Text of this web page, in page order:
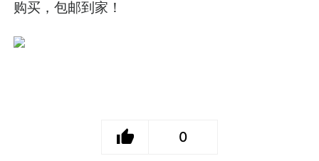
购买，包邮到家！
0